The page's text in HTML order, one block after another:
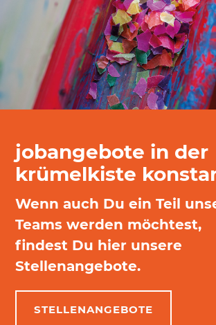
jobangebote in der
krümelkiste
Wenn auch Du ein Teil
Teams werden möchtest,
findest Du hier unsere
Stellenangebote.
STELLENANGEBOTE